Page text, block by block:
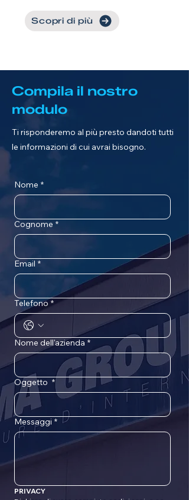
Scopri di più
Compila il nostro
modulo
Ti risponderemo al più presto dandoti tutti
le informazioni di cui avrai bisogno.
Nome *
Cognome *
Email *
Telefono *
Nome dell'azienda *
Oggetto *
Messaggi *
PRIVACY